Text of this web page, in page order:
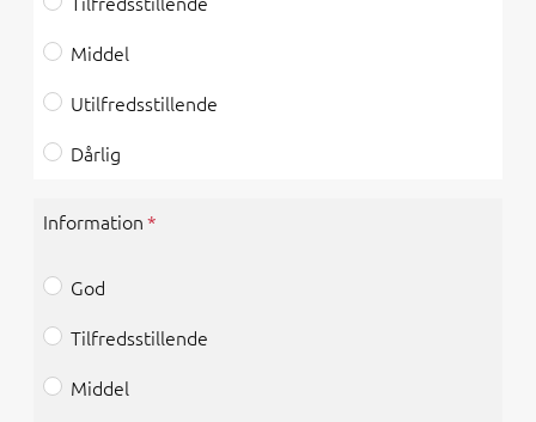
Middel
Utilfredsstillende
Dårlig
Information
God
Tilfredsstillende
Middel